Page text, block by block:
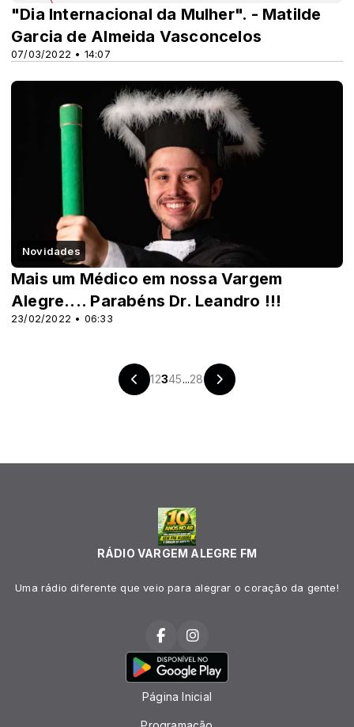
07/03/2022 • 14:07
"Dia Internacional da Mulher". - Matilde
Garcia de Almeida Vasconcelos
Novidades
23/02/2022 • 06:33
Mais um Médico em nossa Vargem
Alegre.... Parabéns Dr. Leandro !!!
12345...28
RÁDIO VARGEM ALEGRE FM
Uma rádio diferente que veio para alegrar o coração da gente!
Página Inicial